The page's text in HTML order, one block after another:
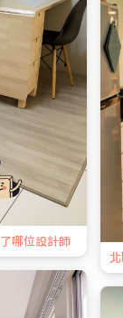
哪位設計師